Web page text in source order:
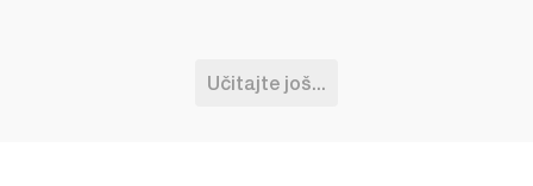
Učitajte još...